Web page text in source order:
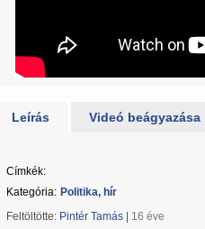
Leírás Videó beágyazása
Címkék:
Kategória: Politika, hír
Feltöltötte: Pintér Tamás
16 éve